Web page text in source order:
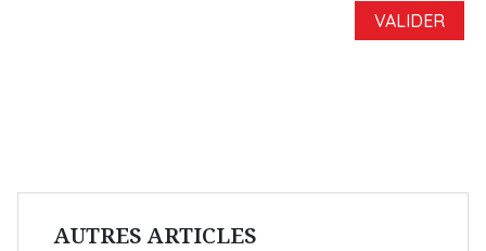
AUTRES ARTICLES